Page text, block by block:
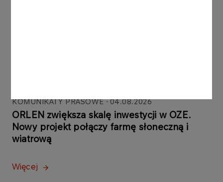
KOMUNIKATY PRASOWE 04.08.2026
ORLEN zwiększa skalę inwestycji w OZE.
Nowy projekt połączy farmę słoneczną i
wiatrową
Więcej